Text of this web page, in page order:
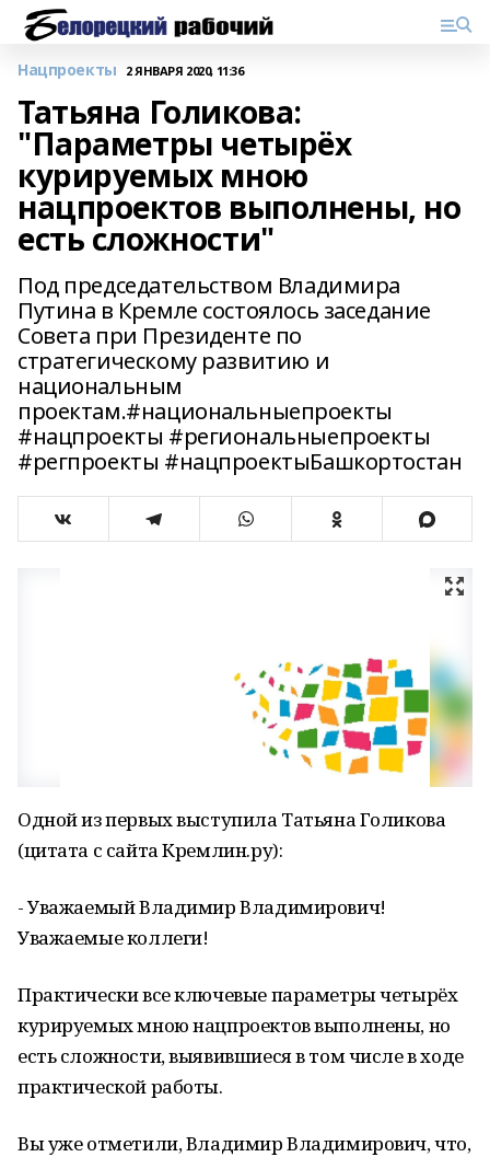
Нацпроекты 2 ЯНВАРЯ 2020, 11:36
Татьяна Голикова:
"Параметры четырёх
курируемых мною
нацпроектов выполнены, но
есть сложности"
Под председательством Владимира
Путина в Кремле состоялось заседание
Совета при Президенте по
стратегическому развитию и
национальным
проектам.#национальныепроекты
#нацпроекты #региональныепроекты
#регпроекты #нацпроектыБашкортостан
Одной из первых выступила Татьяна Голикова
(цитата с сайта Кремлин.ру):
- Уважаемый Владимир Владимирович!
Уважаемые коллеги!
Практически все ключевые параметры четырёх
курируемых мною нацпроектов выполнены, но
есть сложности, выявившиеся в том числе в ходе
практической работы.
Вы уже отметили, Владимир Владимирович, что,